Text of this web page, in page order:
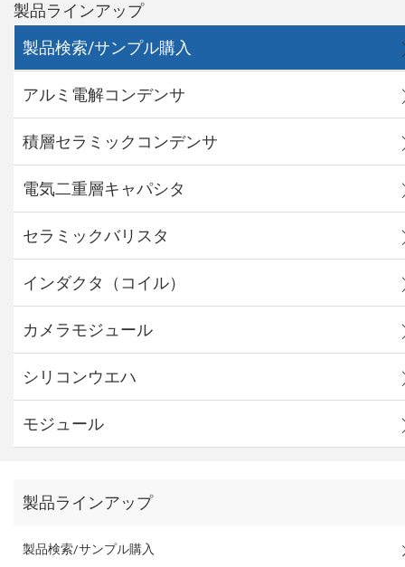
製品ラインアップ
製品検索/サンプル購入
アルミ電解コンデンサ
積層セラミックコンデンサ
電気二重層キャパシタ
セラミックバリスタ
インダクタ（コイル）
カメラモジュール
シリコンウエハ
モジュール
製品ラインアップ
製品検索/サンプル購入